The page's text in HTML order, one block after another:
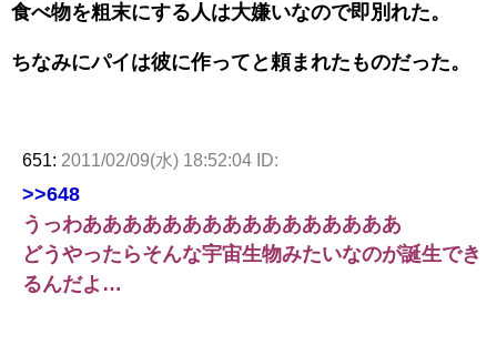
食べ物を粗末にする人は大嫌いなので即別れた。
ちなみにパイは彼に作ってと頼まれたものだった。
651: 2011/02/09(水) 18:52:04 ID:
>>648
うっわああああああああああああああああ
どうやったらそんな宇宙生物みたいなのが誕生でき
るんだよ…